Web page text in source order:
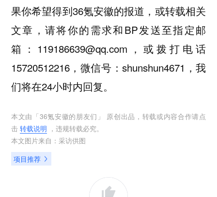
果你希望得到36氪安徽的报道，或转载相关
文章，请将你的需求和BP发送至指定邮
箱：119186639@qq.com，或拨打电话
15720512216，微信号：shunshun4671，我
们将在24小时内回复。
本文由「36氪安徽的朋友们 」 原创出品，转载或内容合作请点
击 转载说明 ，违规转载必究。
本文图片来自： 采访供图
项目推荐